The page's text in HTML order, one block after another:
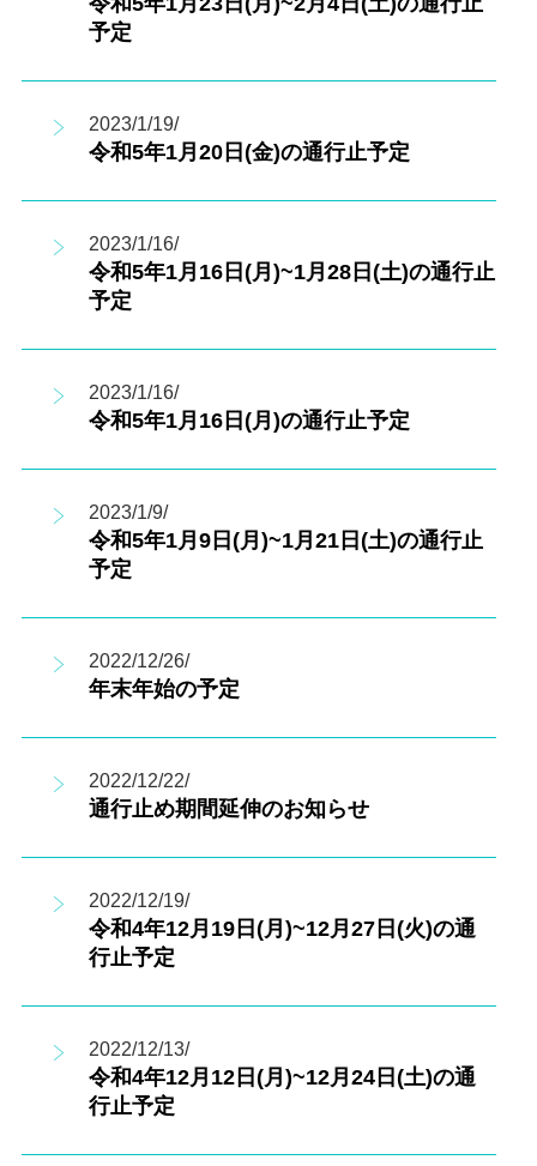
予定
2023/1/19/
令和5年1月20日(金)の通行止予定
2023/1/16/
令和5年1月16日(月)~1月28日(土)の通行止
予定
2023/1/16/
令和5年1月16日(月)の通行止予定
2023/1/9/
令和5年1月9日(月)~1月21日(土)の通行止
予定
2022/12/26/
年末年始の予定
2022/12/22/
通行止め期間延伸のお知らせ
2022/12/19/
令和4年12月19日(月)~12月27日(火)の通
行止予定
2022/12/13/
令和4年12月12日(月)~12月24日(土)の通
行止予定